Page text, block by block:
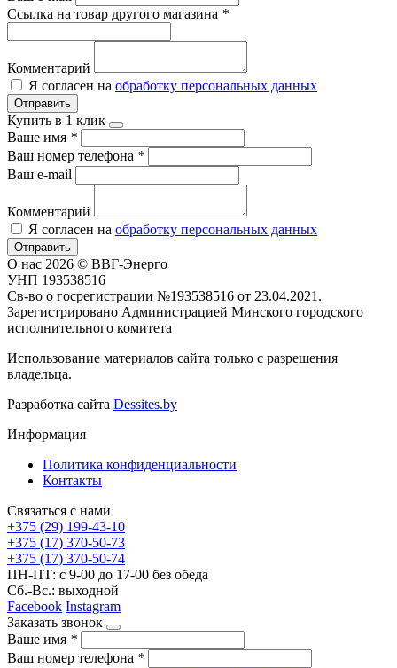
Ссылка на товар другого магазина *
Комментарий
Я согласен на обработку персональных данных
Отправить
Купить в 1 клик
Ваше имя *
Ваш номер телефона *
Ваш e-mail
Комментарий
Я согласен на обработку персональных данных
Отправить
О нас 2026 © ВВГ-Энерго
УНП 193538516
Св-во о госрегистрации №193538516 от 23.04.2021.
Зарегистрировано Администрацией Минского городского
исполнительного комитета
Использование материалов сайта только с разрешения
владельца.
Разработка сайта Dessites.by
Информация
Политика конфиденциальности
Контакты
Связаться с нами
+375 (29) 199-43-10
+375 (17) 370-50-73
+375 (17) 370-50-74
ПН-ПТ: с 9-00 до 17-00 без обеда
Сб.-Вс.: выходной
Facebook Instagram
Заказать звонок
Ваше имя *
Ваш номер телефона *